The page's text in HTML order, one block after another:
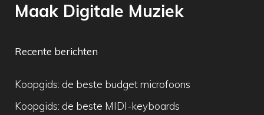
Maak Digitale Muziek
Recente berichten
Koopgids: de beste budget microfoons
Koopgids: de beste MIDI-keyboards